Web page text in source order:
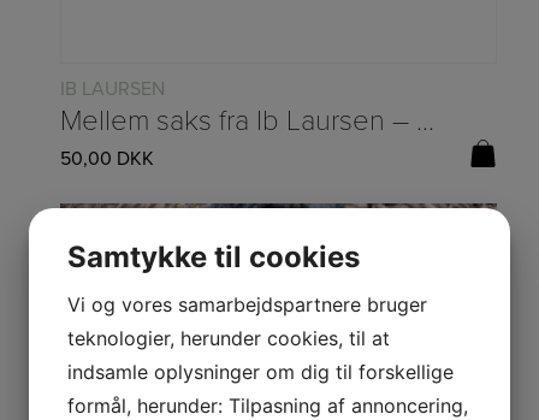
IB LAURSEN
Mellem saks fra Ib Laursen – L:16cm
50,00 DKK
Samtykke til cookies
Vi og vores samarbejdspartnere bruger
teknologier, herunder cookies, til at
indsamle oplysninger om dig til forskellige
formål, herunder: Tilpasning af annoncering,